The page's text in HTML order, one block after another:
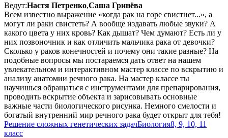
Ведут:Настя Петренко,Саша Гринёва
Всем известно выражение «когда рак на горе свистнет...», а
могут ли раки свистеть? А вообще издавать любые звуки? А
какого цвета у них кровь? Как дышат? Чем думают? Есть ли у
них позвоночник и как отличить мальчика рака от девочки?
Сколько у раков конечностей и почему они такие разные? На
подобные вопросы мы постараемся дать ответ на нашем
увлекательном и интерактивном мастер классе по вскрытию и
анализу анатомии речного рака. На мастер классе ты
научишься обращаться с инструментами для препарирования,
проводить вскрытие объекта и зарисовывать основные
важные части биологического рисунка. Немного смелости и
богатый внутренний мир речного рака будет открыт для тебя!
Решение сложных генетических задачБиология8, 9, 10, 11
класс